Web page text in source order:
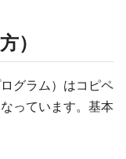
）
グラム）はコピペ
っています。基本